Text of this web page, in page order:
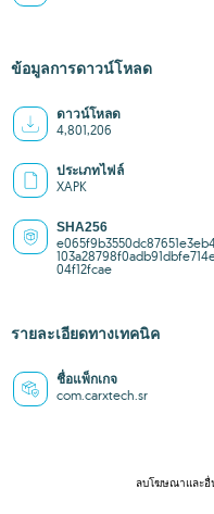
ข้อมูลการดาวน์โหลด
ดาวน์โหลด
4,801,206
ประเภทไฟล์
XAPK
SHA256
04f12fcae
รายละเอียดทางเทคนิค
ชื่อแพ็กเกจ
com.carxtech.sr
ลบโฆษณาและอื่